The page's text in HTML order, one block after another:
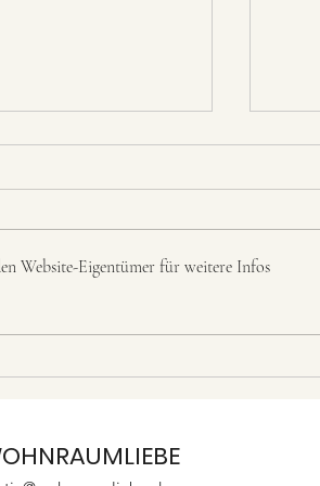
eure
Das
Website-Eigentümer für weitere Infos